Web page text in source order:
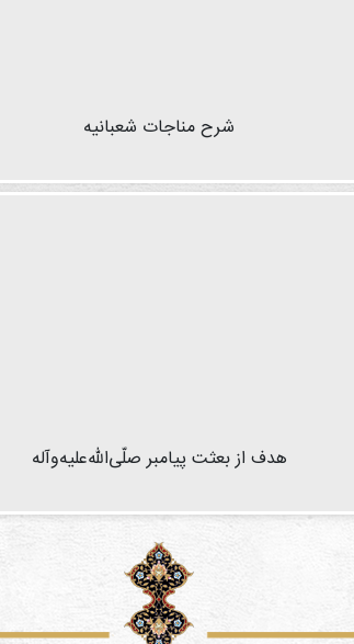
شرح مناجات شعبانیه
هدف از بعثت پیامبر صلّی‌الله‌عليه‌وآله